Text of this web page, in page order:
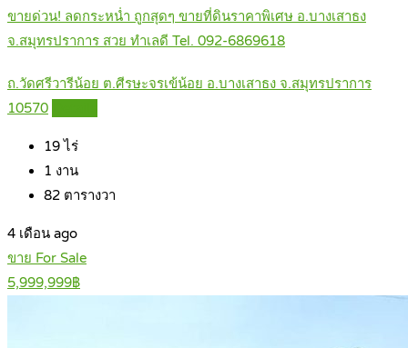
ขายด่วน! ลดกระหน่ำ ถูกสุดๆ ขายที่ดินราคาพิเศษ อ.บางเสาธง
จ.สมุทรปราการ สวย ทำเลดี Tel. 092-6869618
ถ.วัดศรีวารีน้อย ต.ศีรษะจรเข้น้อย อ.บางเสาธง จ.สมุทรปราการ
10570
19 ไร่
1 งาน
82 ตารางวา
4 เดือน ago
ขาย For Sale
5,999,999฿